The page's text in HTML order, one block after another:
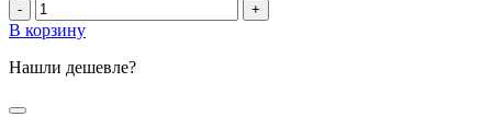
- +
В корзину
Нашли дешевле?